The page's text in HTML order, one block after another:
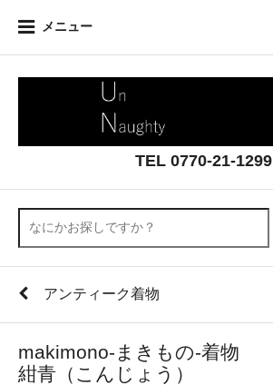
メニュー
TEL 0770-21-1299
アンティーク着物
makimono-まきもの-着物
紺青（こんじょう）